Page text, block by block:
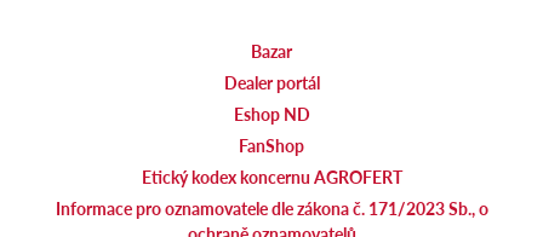
Bazar
Dealer portál
Eshop ND
FanShop
Etický kodex koncernu AGROFERT
Informace pro oznamovatele dle zákona č. 171/2023 Sb., o